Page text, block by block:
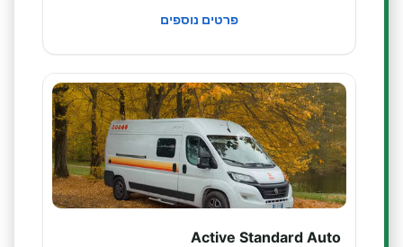
פרטים נוספים
Active Standard Auto